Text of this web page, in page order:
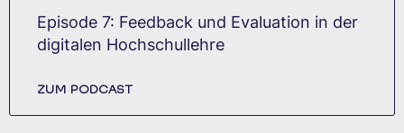
Episode 7: Feedback und Evaluation in der
digitalen Hochschullehre
ZUM PODCAST